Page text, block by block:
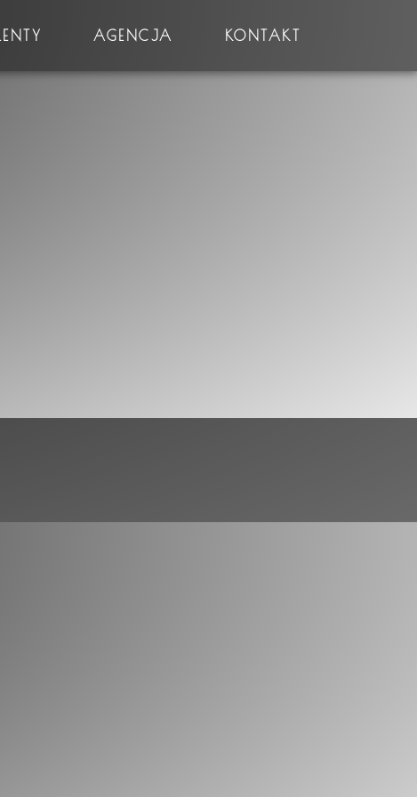
AGENCJA KONTAKT